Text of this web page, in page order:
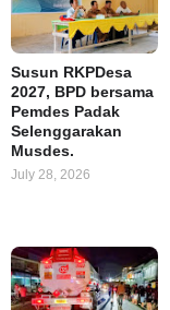
Susun RKPDesa
2027, BPD bersama
Pemdes Padak
Selenggarakan
Musdes.
July 28, 2026